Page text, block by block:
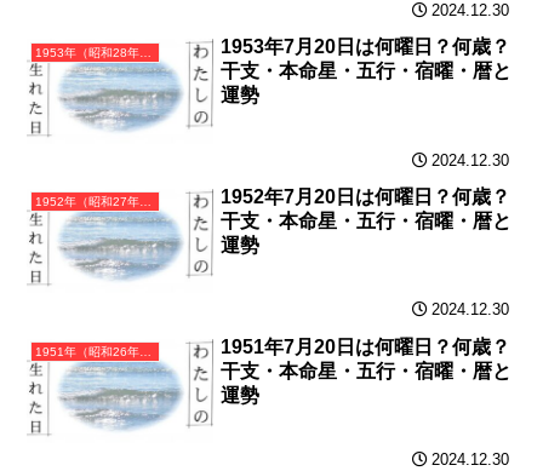
2024.12.30
1953年（昭和28年）癸巳（みずのとみ）・巳年（へび年）カレンダー（月曜はじまり）
1953年7月20日は何曜日？何歳？
干支・本命星・五行・宿曜・暦と
運勢
2024.12.30
1952年（昭和27年）壬辰（みずのえたつ）・辰年（たつ年）カレンダー（月曜はじまり）
1952年7月20日は何曜日？何歳？
干支・本命星・五行・宿曜・暦と
運勢
2024.12.30
1951年（昭和26年）辛卯（かのとう）・卯年（うさぎ年）カレンダー（月曜はじまり）
1951年7月20日は何曜日？何歳？
干支・本命星・五行・宿曜・暦と
運勢
2024.12.30